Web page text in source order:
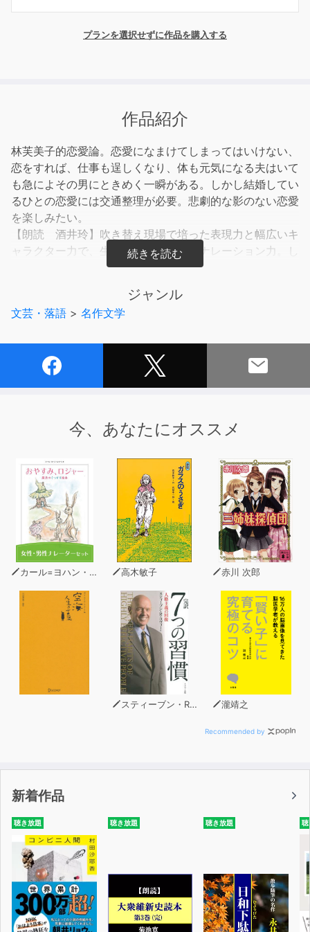
プランを選択せずに作品を購入する
作品紹介
林芙美子的恋愛論。恋愛になまけてしまってはいけない、
恋をすれば、仕事も逞しくなり、体も元気になる夫はいて
も急によその男にときめく一瞬がある。しかし結婚してい
るひとの恋愛には交通整理が必要。悲劇的な影のない恋愛
を楽しみたい。
【朗読 酒井玲】吹き替え現場で培った表現力と幅広いキ
ャラクター力で、生きた演技と安定のナレーション力。し
なやかで伸びのある柔らかい声から、芯のある真っ直ぐで
ン語の言語発音指導もする、吹き替え、アニメ、ゲーム、
ナレーション、企業ボイス等様々なジャンルで活躍の帰国
ジャンル
文芸・落語 > 名作文学
今、あなたにオススメ
カール=ヨハン・エリーン 高木敏子 赤川 次郎
スティーブン・R・コヴィー 瀧靖之
Recommended by
新着作品
聴き放題 聴き放題 聴き放題 聴